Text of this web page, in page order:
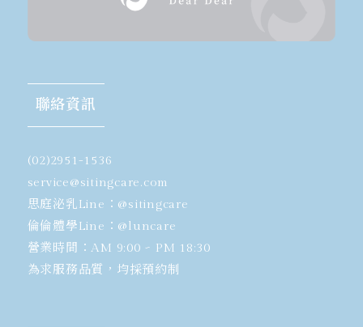
聯絡資訊
(02)2951-1536
​service@sitingcare.com
思庭泌乳Line： @sitingcare
倫倫體學Line： @luncare
營業時間：AM 9:00 ~ PM 18:30
為求服務品質，均採預約制